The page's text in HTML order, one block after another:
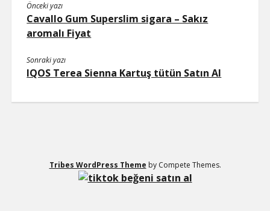
TWITTER BEĞENI HILESI ŞIFRESIZ
TWITTER PROFIL FOTO
Önceki yazı
Cavallo Gum Superslim sigara – Sakız
aromalı Fiyat
Sonraki yazı
IQOS Terea Sienna Kartuş tütün Satın Al
Tribes WordPress Theme by Compete Themes.